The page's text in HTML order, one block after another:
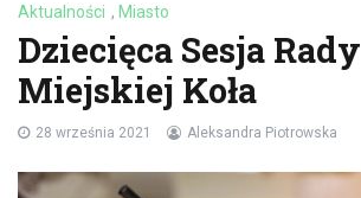
Aktualności , Miasto
Dziecięca Sesja Rady
Miejskiej Koła
28 września 2021 Aleksandra Piotrowska